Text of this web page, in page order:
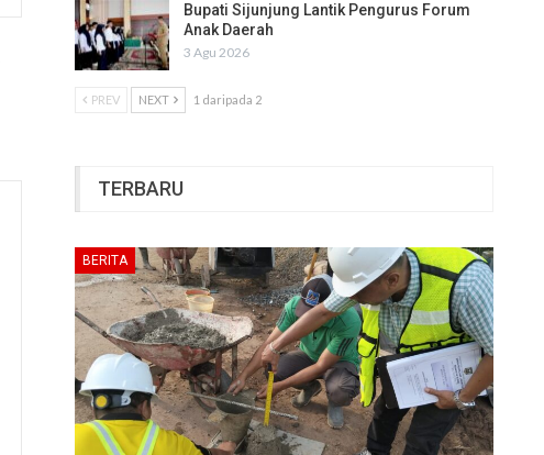
Bupati Sijunjung Lantik Pengurus Forum
Anak Daerah
3 Agu 2026
PREV NEXT 1 daripada 2
TERBARU
BERITA